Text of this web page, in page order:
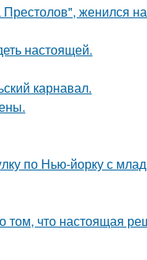
женился
настоящей.
карнавал.
по Нью-йорку с
том, что настоящая